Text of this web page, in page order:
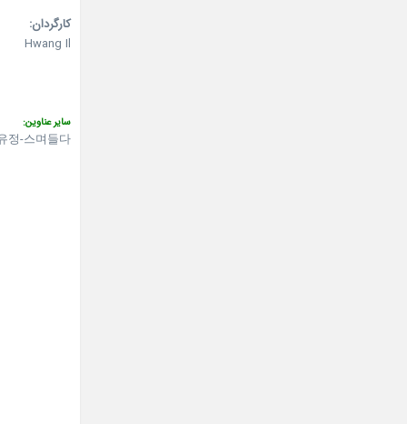
کارگردان:
Hwang Il
سایر عناوین:
정-스며들다